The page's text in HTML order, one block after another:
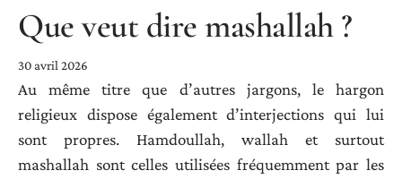
Que veut dire mashallah ?
30 avril 2026
Au même titre que d’autres jargons, le hargon
religieux dispose également d’interjections qui lui
sont propres. Hamdoullah, wallah et surtout
mashallah sont celles utilisées fréquemment par les